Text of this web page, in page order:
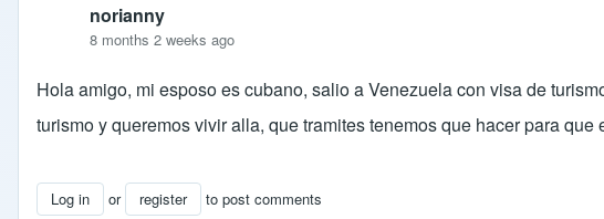
norianny
8 months 2 weeks ago
Hola amigo, mi esposo es cubano, salio a Venezuela con visa de
turismo y queremos vivir alla, que tramites tenemos que hacer para
Log in or register to post comments